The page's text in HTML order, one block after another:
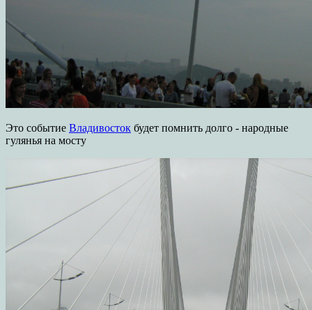
Это событие Владивосток будет помнить долго - народные
гулянья на мосту